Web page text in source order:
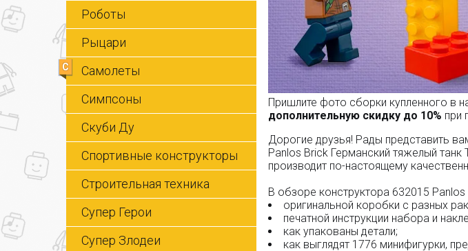
Роботы
Рыцари
С
Самолеты
Симпсоны
Скуби Ду
Спортивные конструкторы
Строительная техника
Супер Герои
Супер Злодеи
Пришлите фото сборки купленного в
дополнительную скидку до 10% при
Дорогие друзья! Рады представить
Panlos Brick Германский тяжелый
производит по-настоящему
В обзоре конструктора 632015
оригинальной коробки с разных
печатной инструкции набора и
как упакованы детали;
как выглядят 1776 минифигурки,